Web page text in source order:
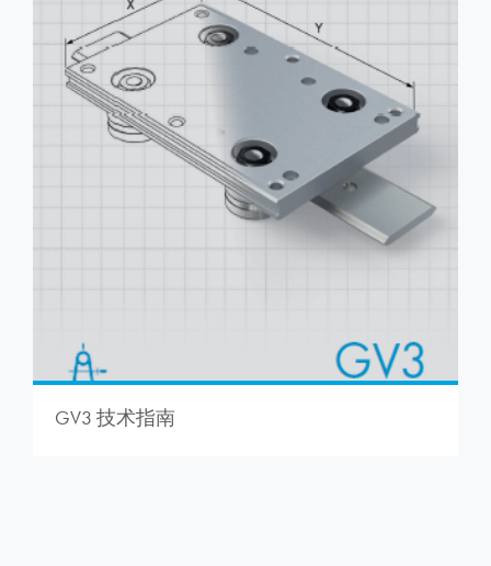
GV3 技术指南